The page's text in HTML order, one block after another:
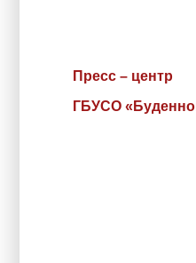
Пресс – центр
ГБУСО